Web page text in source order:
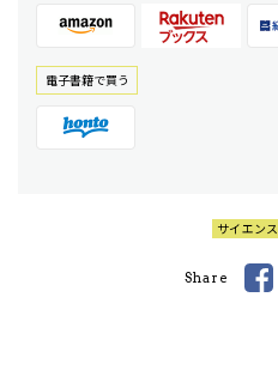
電⼦書籍で買う
サイエンス
Share